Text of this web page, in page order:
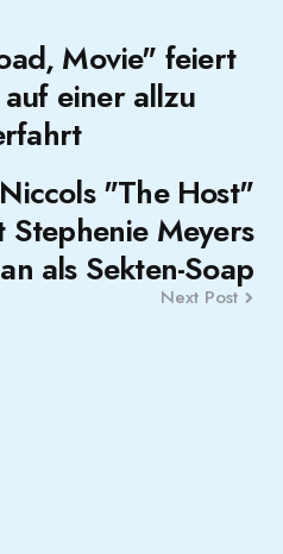
Movie" feiert
einer allzu
"The Host"
Stephenie Meyers
als Sekten-Soap
Next Post